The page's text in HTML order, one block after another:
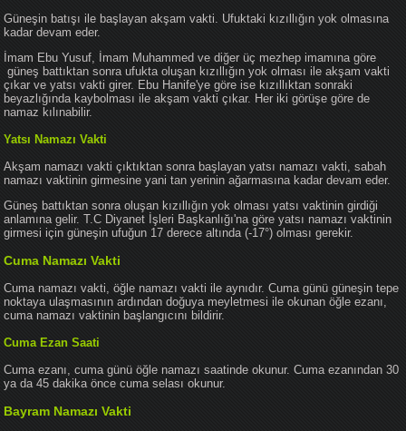
Güneşin batışı ile başlayan akşam vakti. Ufuktaki kızıllığın yok olmasına
kadar devam eder.
İmam Ebu Yusuf, İmam Muhammed ve diğer üç mezhep imamına göre
güneş battıktan sonra ufukta oluşan kızıllığın yok olması ile akşam vakti
çıkar ve yatsı vakti girer. Ebu Hanife'ye göre ise kızıllıktan sonraki
beyazlığında kaybolması ile akşam vakti çıkar. Her iki görüşe göre de
namaz kılınabilir.
Yatsı Namazı Vakti
Akşam namazı vakti çıktıktan sonra başlayan yatsı namazı vakti, sabah
namazı vaktinin girmesine yani tan yerinin ağarmasına kadar devam eder.
Güneş battıktan sonra oluşan kızıllığın yok olması yatsı vaktinin girdiği
anlamına gelir. T.C Diyanet İşleri Başkanlığı'na göre yatsı namazı vaktinin
girmesi için güneşin ufuğun 17 derece altında (-17°) olması gerekir.
Cuma Namazı Vakti
Cuma namazı vakti, öğle namazı vakti ile aynıdır. Cuma günü güneşin tepe
noktaya ulaşmasının ardından doğuya meyletmesi ile okunan öğle ezanı,
cuma namazı vaktinin başlangıcını bildirir.
Cuma Ezan Saati
Cuma ezanı, cuma günü öğle namazı saatinde okunur. Cuma ezanından 30
ya da 45 dakika önce cuma selası okunur.
Bayram Namazı Vakti